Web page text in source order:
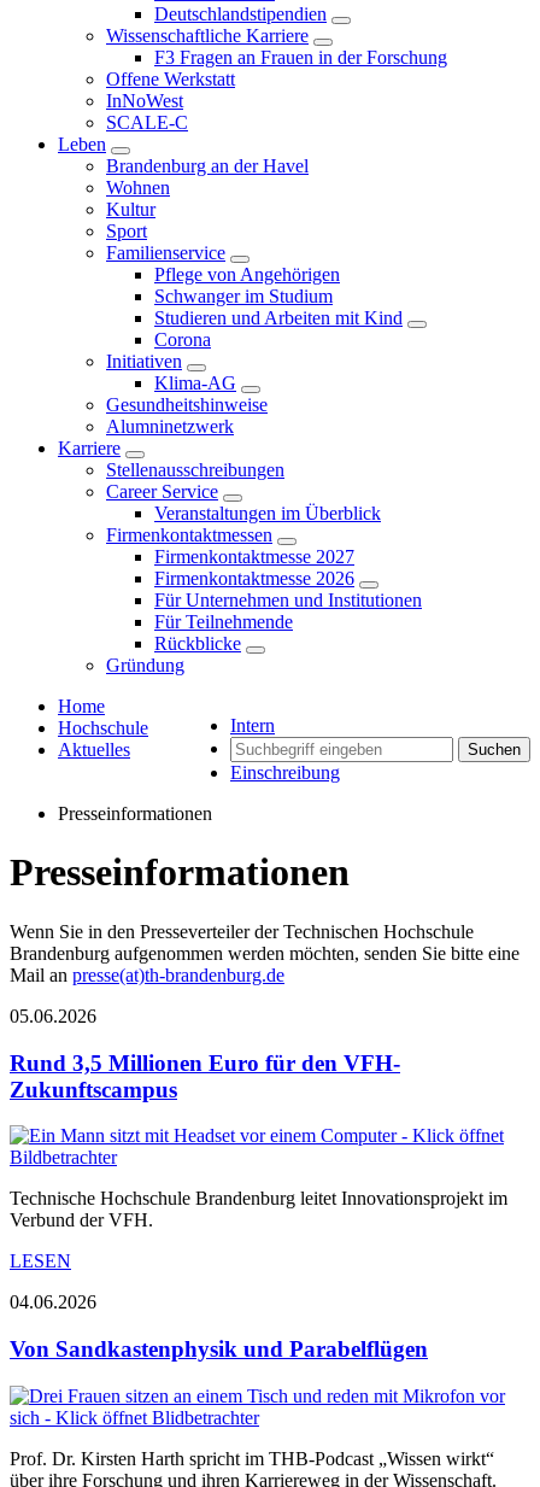
Deutschlandstipendien
Wissenschaftliche Karriere
F3 Fragen an Frauen in der Forschung
Offene Werkstatt
InNoWest
SCALE-C
Leben
Brandenburg an der Havel
Wohnen
Kultur
Sport
Familienservice
Pflege von Angehörigen
Schwanger im Studium
Studieren und Arbeiten mit Kind
Corona
Initiativen
Klima-AG
Gesundheitshinweise
Alumninetzwerk
Karriere
Stellenausschreibungen
Career Service
Veranstaltungen im Überblick
Firmenkontaktmessen
Firmenkontaktmesse 2027
Firmenkontaktmesse 2026
Für Unternehmen und Institutionen
Für Teilnehmende
Rückblicke
Gründung
Intern
Suchen
Einschreibung
Home
Hochschule
Aktuelles
Presseinformationen
Presseinformationen
Wenn Sie in den Presseverteiler der Technischen Hochschule
Brandenburg aufgenommen werden möchten, senden Sie bitte eine
Mail an presse(at)th-brandenburg.de
05.06.2026
Rund 3,5 Millionen Euro für den VFH-
Zukunftscampus
Technische Hochschule Brandenburg leitet Innovationsprojekt im
Verbund der VFH.
LESEN
04.06.2026
Von Sandkastenphysik und Parabelflügen
Prof. Dr. Kirsten Harth spricht im THB-Podcast „Wissen wirkt“
über ihre Forschung und ihren Karriereweg in der Wissenschaft.